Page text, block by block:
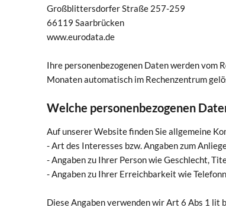
Großblittersdorfer Straße 257-259
66119 Saarbrücken
www.eurodata.de
Ihre personenbezogenen Daten werden vom
Monaten automatisch im Rechenzentrum
Welche personenbezogenen
Auf unserer Website finden Sie allgemeine
- Art des Interesses bzw. Angaben zum
- Angaben zu Ihrer Person wie Geschlecht,
- Angaben zu Ihrer Erreichbarkeit wie
Diese Angaben verwenden wir Art 6 Abs 1 lit